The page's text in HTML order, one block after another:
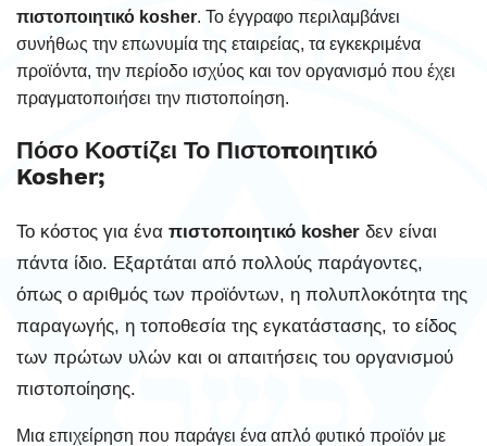
πιστοποιητικό kosher. Το έγγραφο περιλαμβάνει
συνήθως την επωνυμία της εταιρείας, τα εγκεκριμένα
προϊόντα, την περίοδο ισχύος και τον οργανισμό που έχει
πραγματοποιήσει την πιστοποίηση.
Πόσο Κοστίζει Το Πιστοποιητικό
Kosher;
Το κόστος για ένα πιστοποιητικό kosher δεν είναι
πάντα ίδιο. Εξαρτάται από πολλούς παράγοντες,
όπως ο αριθμός των προϊόντων, η πολυπλοκότητα της
παραγωγής, η τοποθεσία της εγκατάστασης, το είδος
των πρώτων υλών και οι απαιτήσεις του οργανισμού
πιστοποίησης.
Μια επιχείρηση που παράγει ένα απλό φυτικό προϊόν με